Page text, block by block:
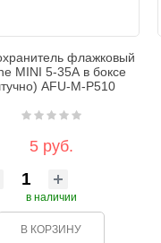
флажковый
MINI 5-35А в боксе
AFU-M-P510
5 руб.
в наличии
В КОРЗИНУ